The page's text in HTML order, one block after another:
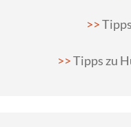
Tipps zu